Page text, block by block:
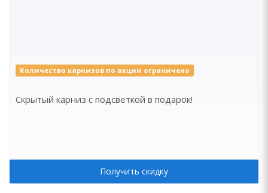
Количество карнизов по акции ограничено
Скрытый карниз с подсветкой в подарок!
Получить скидку